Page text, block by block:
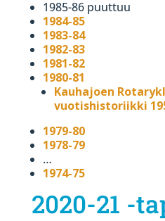
1985-86 puuttuu
1984-85
1983-84
1982-83
1981-82
1980-81
Kauhajoen
vuotishistoriikki
1979-80
1978-79
…
1974-75
2020-21 -